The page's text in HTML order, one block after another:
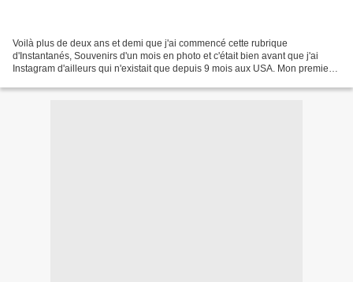
Voilà plus de deux ans et demi que j'ai commencé cette rubrique
d'Instantanés, Souvenirs d'un mois en photo et c'était bien avant que j'ai
Instagram d'ailleurs qui n'existait que depuis 9 mois aux USA. Mon premier